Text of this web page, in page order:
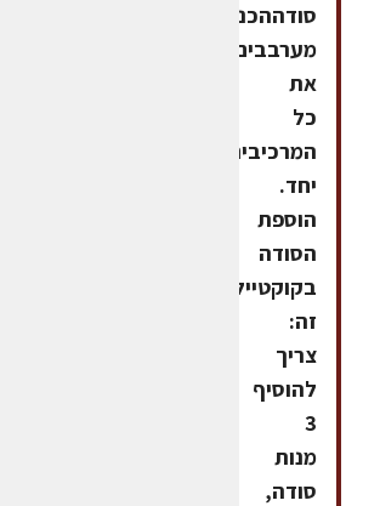
סודההכנה:
מערבבים
את
כל
המרכיבים
יחד.
הוספת
הסודה
בקוקטייל
זה:
צריך
להוסיף
3
מנות
סודה,